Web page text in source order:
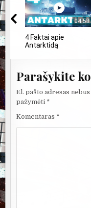
04:58
4 Faktai apie
Antarktidą
Parašykite
El. pašto adresas
pažymėti *
Komentaras *